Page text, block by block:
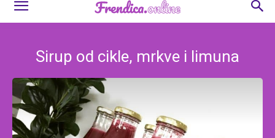
Frendica.online
Sirup od cikle, mrkve i limuna